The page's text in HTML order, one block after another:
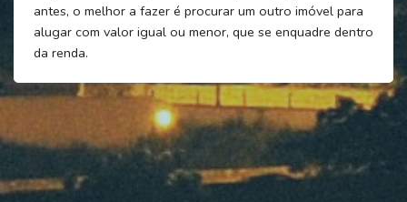
antes, o melhor a fazer é procurar um outro imóvel para
alugar com valor igual ou menor, que se enquadre dentro
da renda.